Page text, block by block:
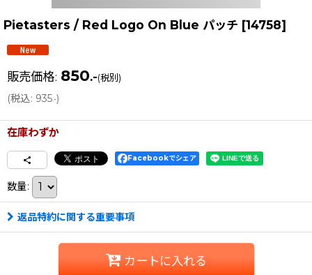
Pietasters / Red Logo On Blue パッチ [14758]
販売価格: 850.-(税別)
(税込: 935.-)
在庫わずか
Facebookでシェア
数量:
返品特約に関する重要事項
カートに入れる